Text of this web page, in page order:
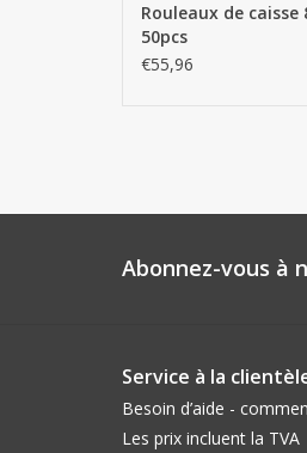
Rouleaux de caisse
50pcs
€55,96
Abonnez-vous à
Service à la
Besoin d’aide -
Les prix incluent la TVA